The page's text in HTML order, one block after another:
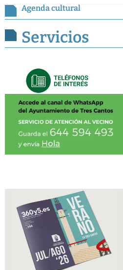
Agenda cultural
Servicios